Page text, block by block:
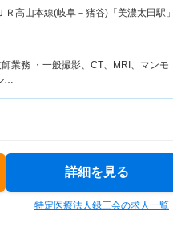
高山本線(岐阜－猪谷)「美濃太田駅」
業務 ・一般撮影、CT、MRI、マンモ
…
詳細を見る
特定医療法人録三会の求人一覧